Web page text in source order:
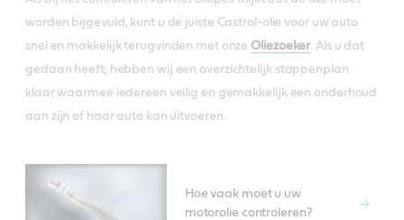
worden bijgevuld, kunt u de juiste Castrol-olie voor uw auto
snel en makkelijk terugvinden met onze Oliezoeker. Als u dat
gedaan heeft, hebben wij een overzichtelijk stappenplan
klaar waarmee iedereen veilig en gemakkelijk een onderhoud
aan zijn of haar auto kan uitvoeren.
Hoe vaak moet u uw
motorolie controleren?